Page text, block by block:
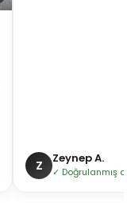
Z Zeynep A.
✓ Doğrulanmış